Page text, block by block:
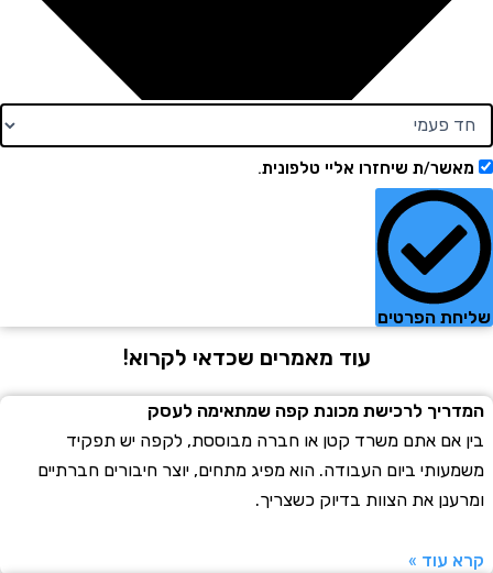
ת שיחזרו אליי טלפונית.
הפרטים
עוד מאמרים שכדאי לקרוא!
לרכישת מכונת קפה שמתאימה לעסק
אם אתם משרד קטן או חברה מבוססת, לקפה יש תפקיד
ביום העבודה. הוא מפיג מתחים, יוצר חיבורים חברתיים
את הצוות בדיוק כשצריך.
»